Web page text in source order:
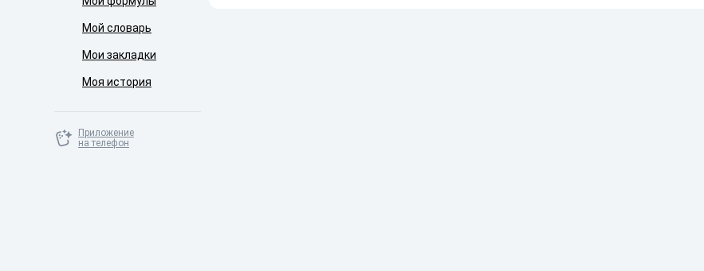
Мой словарь
Мои закладки
Моя история
Приложение
на телефон